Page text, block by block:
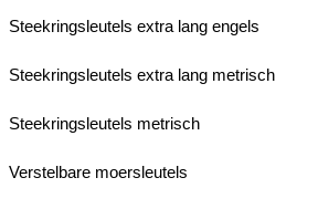
Steekringsleutels extra lang engels
Steekringsleutels extra lang metrisch
Steekringsleutels metrisch
Verstelbare moersleutels